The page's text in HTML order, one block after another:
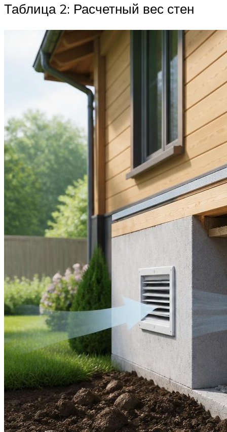
Таблица 2: Расчетный вес стен